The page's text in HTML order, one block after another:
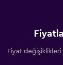
Çamaşırhane
Çamaşır yıkama
Fiyat